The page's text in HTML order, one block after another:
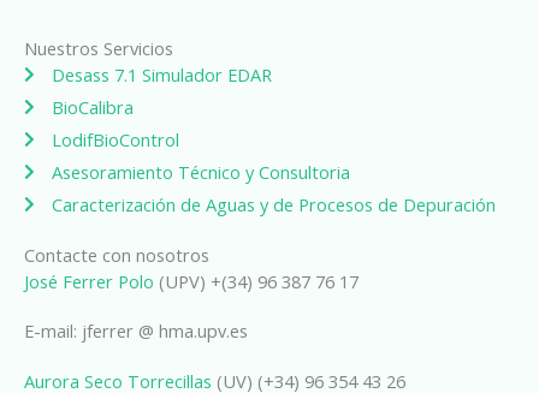
Nuestros Servicios
Desass 7.1 Simulador EDAR
BioCalibra
LodifBioControl
Asesoramiento Técnico y Consultoria
Caracterización de Aguas y de Procesos de Depuración
Contacte con nosotros
José Ferrer Polo (UPV) +(34) 96 387 76 17
E-mail: jferrer @ hma.upv.es
Aurora Seco Torrecillas (UV) (+34) 96 354 43 26